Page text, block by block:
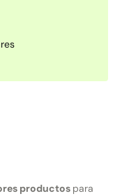
productos para